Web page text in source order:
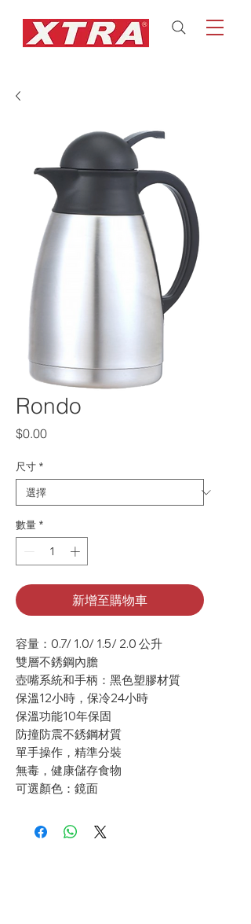
Rondo
$0.00價格
尺寸 *
數量 *
新增至購物車
容量：0.7/ 1.0/ 1.5/ 2.0 公升
雙層不銹鋼內膽
壺嘴系統和手柄：黑色塑膠材質
保溫12小時，保冷24小時
保溫功能10年保固
防撞防震不銹鋼材質
單手操作，精準分裝
無毒，健康儲存食物
可選顏色：鏡面